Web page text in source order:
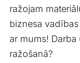
ražojam
biznesa
ar mums!
ražošanā?